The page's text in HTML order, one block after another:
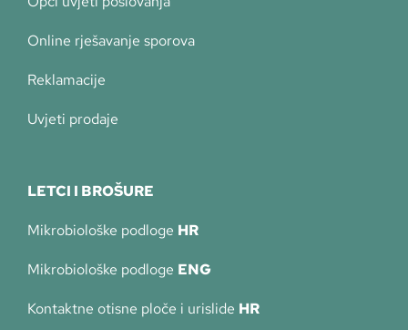
Online rješavanje sporova
Reklamacije
Uvjeti prodaje
LETCI I BROŠURE
Mikrobiološke podloge HR
Mikrobiološke podloge ENG
Kontaktne otisne ploče i urislide HR